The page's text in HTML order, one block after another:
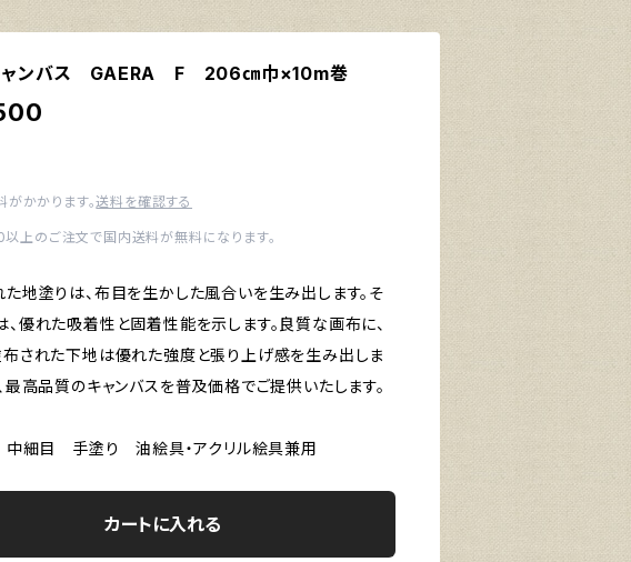
ャンバス GAERA F 206㎝巾×10m巻
がかかります。送料を確認する
上のご注文で国内送料が無料になります。
た地塗りは、布目を生かした風合いを生み出します。そ
、優れた吸着性と固着性能を示します。良質な画布に、
布された下地は優れた強度と張り上げ感を生み出しま
最高品質のキャンバスを普及価格でご提供いたします。
細目 手塗り 油絵具・アクリル絵具兼用
カートに入れる